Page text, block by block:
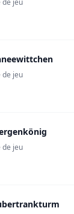
de jeu
de jeu
de jeu